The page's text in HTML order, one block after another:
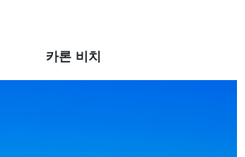
카론 비치